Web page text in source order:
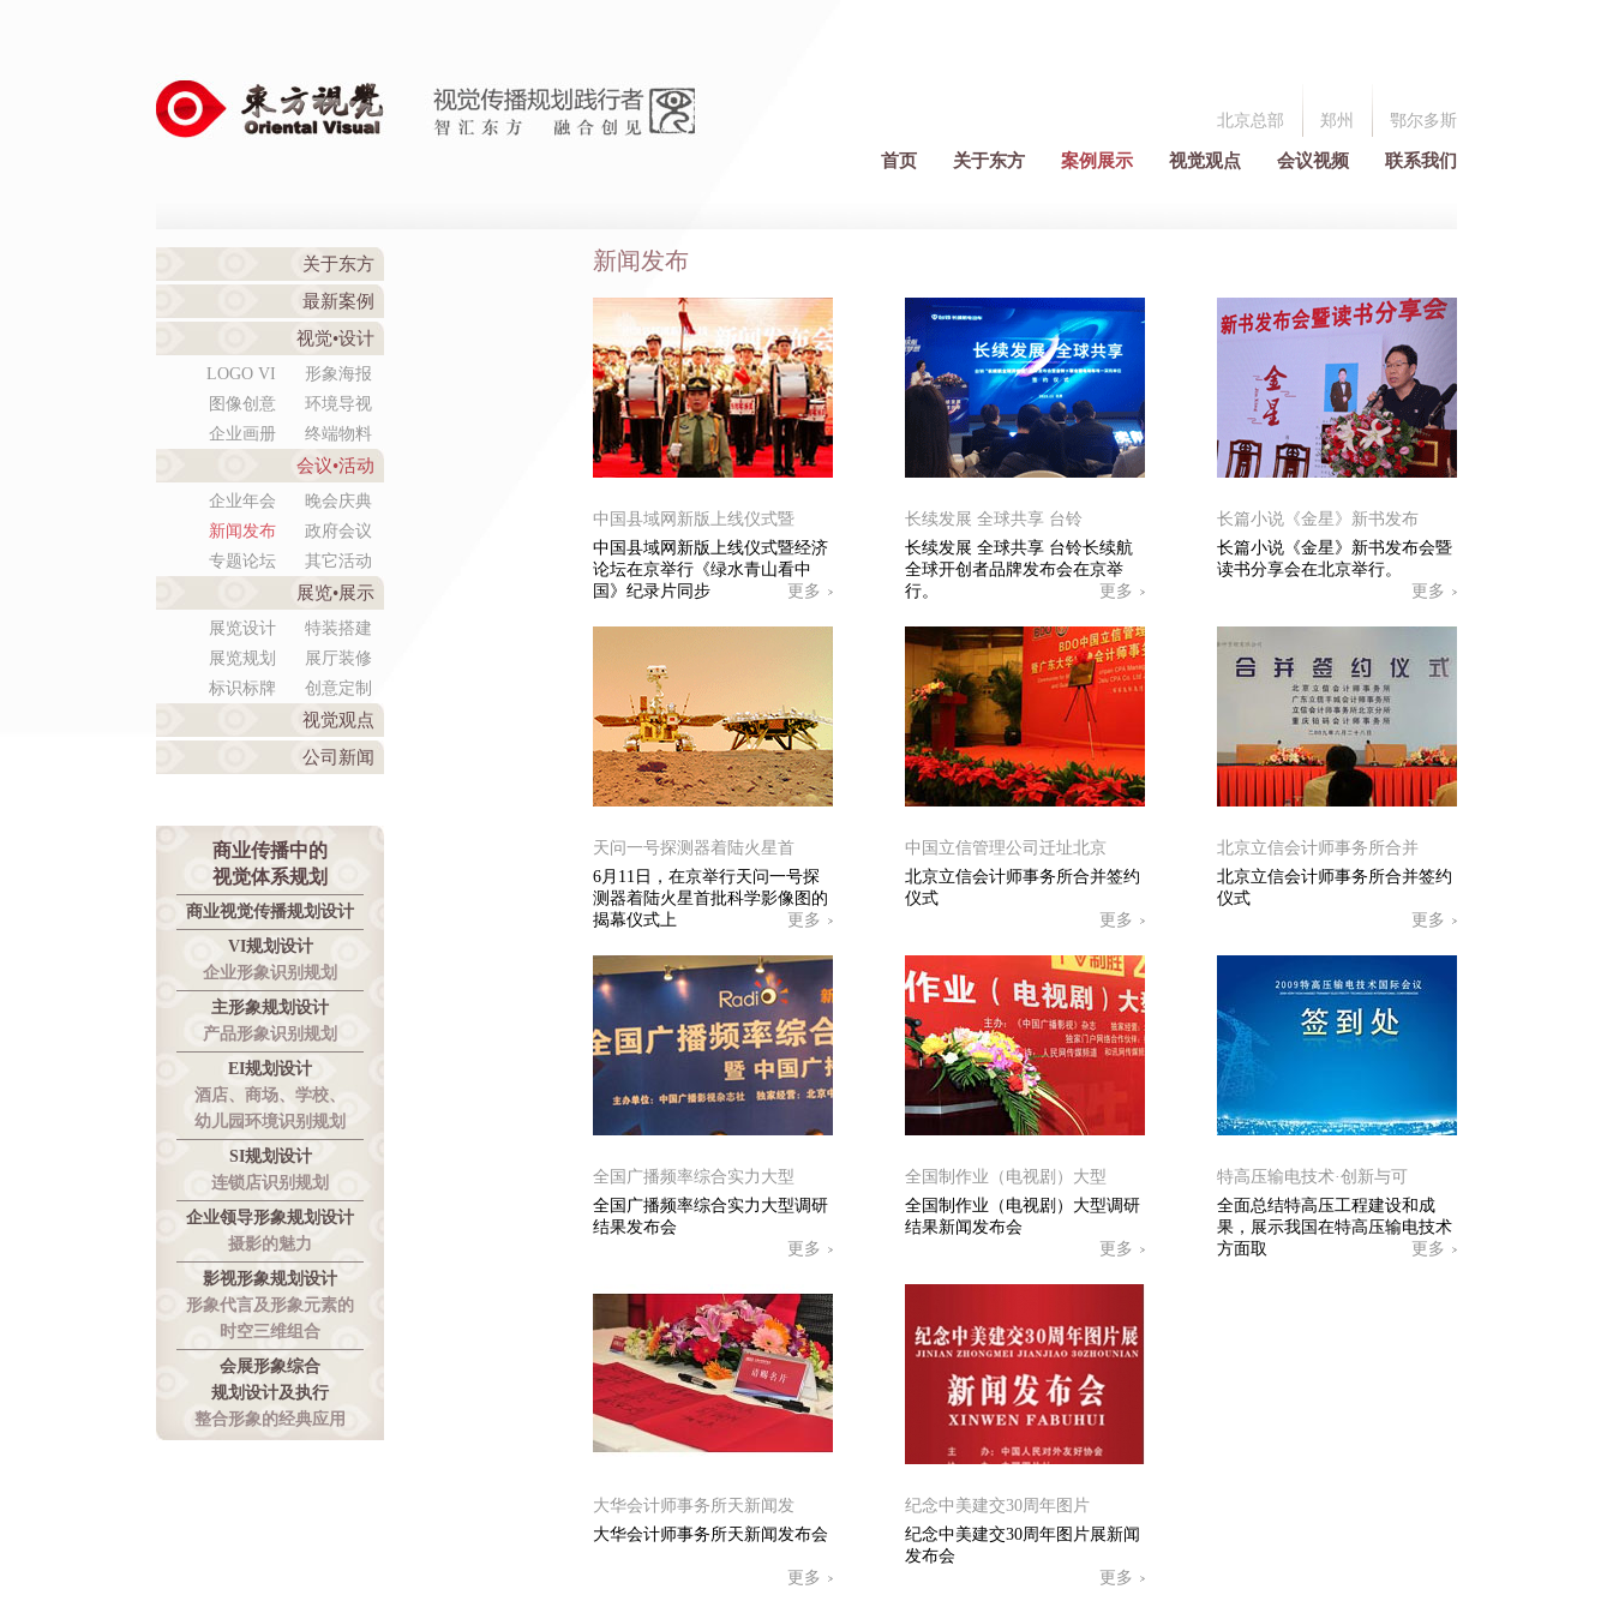
北京总部 郑州 鄂尔多斯
首页 关于东方 案例展示 视觉观点 会议视频 联系我们
关于东方
最新案例
视觉•设计
LOGO VI
形象海报
图像创意
环境导视
企业画册
终端物料
会议•活动
企业年会
晚会庆典
新闻发布
政府会议
专题论坛
其它活动
展览•展示
展览设计
特装搭建
展览规划
展厅装修
标识标牌
创意定制
视觉观点
公司新闻
商业传播中的
视觉体系规划
商业视觉传播规划设计
VI规划设计
企业形象识别规划
主形象规划设计
产品形象识别规划
EI规划设计
酒店、商场、学校、
幼儿园环境识别规划
SI规划设计
连锁店识别规划
企业领导形象规划设计
摄影的魅力
影视形象规划设计
形象代言及形象元素的
时空三维组合
会展形象综合
规划设计及执行
整合形象的经典应用
新闻发布
中国县域网新版上线仪式暨
中国县域网新版上线仪式暨经济
论坛在京举行《绿水青山看中
国》纪录片同步
更多
长续发展 全球共享 台铃
长续发展 全球共享 台铃长续航
全球开创者品牌发布会在京举
行。
更多
长篇小说《金星》新书发布
长篇小说《金星》新书发布会暨
读书分享会在北京举行。
更多
天问一号探测器着陆火星首
6月11日，在京举行天问一号探
测器着陆火星首批科学影像图的
揭幕仪式上
更多
中国立信管理公司迁址北京
北京立信会计师事务所合并签约
仪式
更多
北京立信会计师事务所合并
北京立信会计师事务所合并签约
仪式
更多
全国广播频率综合实力大型
全国广播频率综合实力大型调研
结果发布会
更多
全国制作业（电视剧）大型
全国制作业（电视剧）大型调研
结果新闻发布会
更多
特高压输电技术·创新与可
全面总结特高压工程建设和成
果，展示我国在特高压输电技术
方面取
更多
大华会计师事务所天新闻发
大华会计师事务所天新闻发布会
更多
纪念中美建交30周年图片
纪念中美建交30周年图片展新闻
发布会
更多